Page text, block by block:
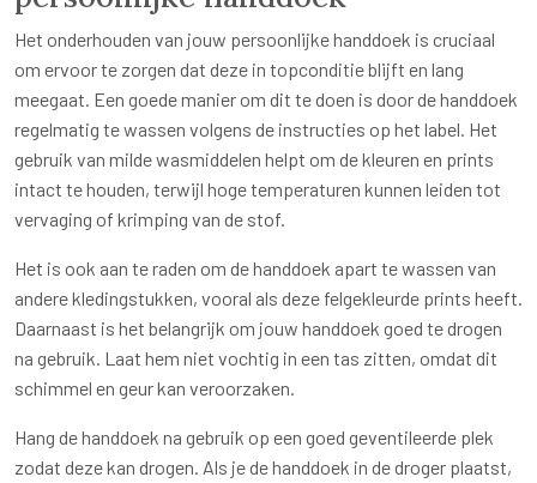
Het onderhouden van jouw persoonlijke handdoek is cruciaal
om ervoor te zorgen dat deze in topconditie blijft en lang
meegaat. Een goede manier om dit te doen is door de handdoek
regelmatig te wassen volgens de instructies op het label. Het
gebruik van milde wasmiddelen helpt om de kleuren en prints
intact te houden, terwijl hoge temperaturen kunnen leiden tot
vervaging of krimping van de stof.
Het is ook aan te raden om de handdoek apart te wassen van
andere kledingstukken, vooral als deze felgekleurde prints heeft.
Daarnaast is het belangrijk om jouw handdoek goed te drogen
na gebruik. Laat hem niet vochtig in een tas zitten, omdat dit
schimmel en geur kan veroorzaken.
Hang de handdoek na gebruik op een goed geventileerde plek
zodat deze kan drogen. Als je de handdoek in de droger plaatst,